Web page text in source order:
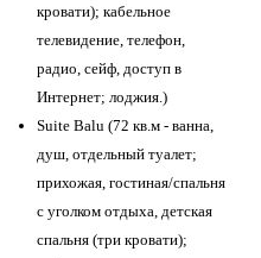
кровати); кабельное
телевидение, телефон,
радио, сейф, доступ в
Интернет; лоджия.)
Suite Balu (72 кв.м - ванна,
душ, отдельный туалет;
прихожая, гостиная/спальня
с уголком отдыха, детская
спальня (три кровати);